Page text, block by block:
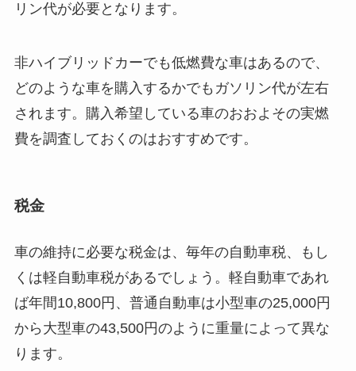
リン代が必要となります。
非ハイブリッドカーでも低燃費な車はあるので、
どのような車を購入するかでもガソリン代が左右
されます。購入希望している車のおおよその実燃
費を調査しておくのはおすすめです。
税金
車の維持に必要な税金は、毎年の自動車税、もし
くは軽自動車税があるでしょう。軽自動車であれ
ば年間10,800円、普通自動車は小型車の25,000円
から大型車の43,500円のように重量によって異な
ります。